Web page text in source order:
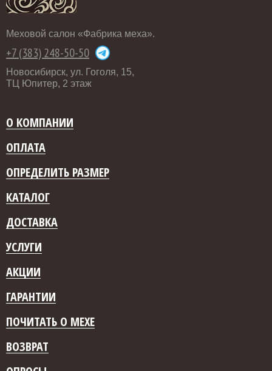
Меховой салон «Фабрика меха».
+7 (383) 248-50-50
Новосибирск, ул. Гоголя, 15,
ТЦ Юпитер, 2 этаж
О КОМПАНИИ
ОПЛАТА
ОПРЕДЕЛИТЬ РАЗМЕР
КАТАЛОГ
ДОСТАВКА
УСЛУГИ
АКЦИИ
ГАРАНТИИ
ПОЧИТАТЬ О МЕХЕ
ВОЗВРАТ